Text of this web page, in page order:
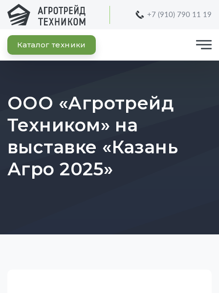
+7 (910) 790 11 19
Каталог техники
ООО «Агротрейд
Техником» на
выставке «Казань
Агро 2025»